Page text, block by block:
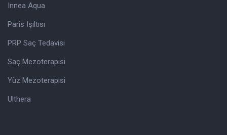
Innea Aqua
Paris Işıltısı
PRP Saç Tedavisi
Saç Mezoterapisi
Yüz Mezoterapisi
Ulthera